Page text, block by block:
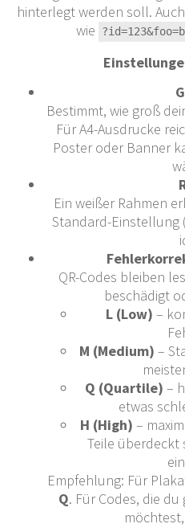
hinterlegt werden soll.
wie
Bestimmt, wie groß
Für A4-Ausdrucke
Poster oder Banner
Ein weißer Rahmen
Standard-Einstellung
QR-Codes bleiben
beschädigt
L (Low) –
M (Medium) –
Q (Quartile) –
etwas
H (High) –
Teile überdeckt
Empfehlung: Für
Q. Für Codes, die